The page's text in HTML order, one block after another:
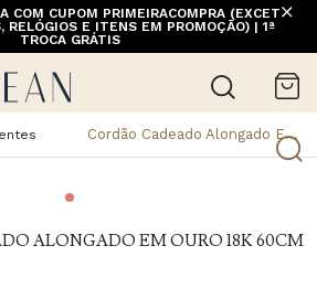
COM CUPOM PRIMEIRACOMPRA (EXCETO
RELÓGIOS E ITENS EM PROMOÇÃO) | 1ª
TROCA GRÁTIS
Cordão Cadeado Alongado Em Ouro 18K 60Cm
ALONGADO EM OURO 18K 60CM